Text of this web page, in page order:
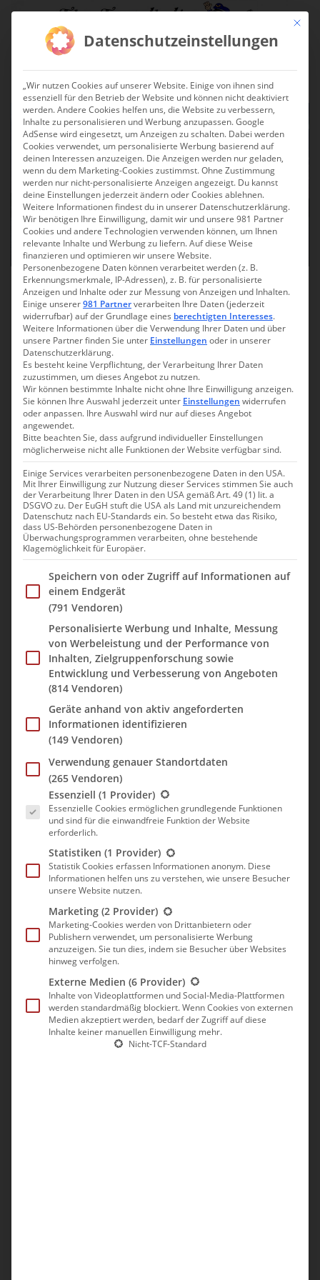
Skip to main content
Köln für Verliebte – Eine
Liebestour durch die
Domstadt
14. Juli 2017 Nicole
Twittern
Vor einiger Zeit hatte uns Hans-Georg von „
zu einer besonderen Liebestour durch Köln eingeladen. Liebe
und Köln? Da gibt es einige Orte – wie wir erfahren durften –
an denen die Liebe in der Luft liegt. Köln bei so einer
speziellen Stadtführung erleben zu dürfen, war für ein ganz
besonderes Erlebnis.
Aber von vorne. Am Freitagnachmittag nach der Arbeit
machten wir uns auf den Weg in die Domstadt. Unsere Tour
Stau auf der A3 nach Köln zu kommen. Das klappte auch aber
nur weil unser Navi uns gar nicht erst auf die A3 schickte 😀.
Damit wir nach der Stadtführung heute Abend nicht noch nach
Hause fahren mussten, hatten wir uns für eine Nacht ein Hotel
genommen. Ist ja doch angenehmer bei knapp 1,5 Stunden
Fahrt. Das NH-Hotel Köln Altstadt lag nicht nur zentral (bis
zum Heumarkt waren es knapp 10 Minuten zu Fuß), sondern
auch direkt am Rhein.
Nachdem wir eingecheckt hatten, liefen wir daher zu den
Kranhäusern, die Marcel gerne mal aus der Nähe betrachten
wollte. Leider fing es an zu regnen und wir liefen im Eiltempo
nochmal schnell ins Hotel zurück, um einen Regenschirm zu
holen.
Ein paar Fotos später wurde der Regen jedoch so stark, dass wir
auf unser Zimmer gingen und die verbleibende halbe Stunde bis
zur Stadtführung hier verbrachten. Hoffentlich hörte es auf zu
regnen. Die Wetterapp war positiv gestimmt.
Mit
Datenschutzeinstellungen
„Wir nutzen Cookies auf unserer Website. Einige von ihnen sind
essenziell für den Betrieb der Website und können nicht deaktiviert
werden. Andere Cookies helfen uns, die Website zu verbessern,
Inhalte zu personalisieren und Werbung anzupassen. Google
AdSense wird eingesetzt, um Anzeigen zu schalten. Dabei werden
Cookies verwendet, um personalisierte Werbung basierend auf
deinen Interessen anzuzeigen. Die Anzeigen werden nur geladen,
wenn du dem Marketing-Cookies zustimmst. Ohne Zustimmung
werden nur nicht-personalisierte Anzeigen angezeigt. Du kannst
deine Einstellungen jederzeit ändern oder Cookies ablehnen.
Weitere Informationen findest du in unserer Datenschutzerklärung.
Wir benötigen Ihre Einwilligung, damit wir und unsere 981 Partner
Cookies und andere Technologien verwenden können, um Ihnen
relevante Inhalte und Werbung zu liefern. Auf diese Weise
finanzieren und optimieren wir unsere Website.
Personenbezogene Daten können verarbeitet werden (z. B.
Erkennungsmerkmale, IP-Adressen), z. B. für personalisierte
Anzeigen und Inhalte oder zur Messung von Anzeigen und Inhalten.
Einige unserer981 Partnerverarbeiten Ihre Daten (jederzeit
widerrufbar) auf der Grundlage eines berechtigten Interesses.
Weitere Informationen über die Verwendung Ihrer Daten und über
unsere Partner finden Sie unter Einstellungen oder in unserer
Datenschutzerklärung.
Es besteht keine Verpflichtung, der Verarbeitung Ihrer Daten
zuzustimmen, um dieses Angebot zu nutzen.
Wir können bestimmte Inhalte nicht ohne Ihre Einwilligung anzeigen.
Sie können Ihre Auswahl jederzeit unter Einstellungen widerrufen
oder anpassen. Ihre Auswahl wird nur auf dieses Angebot
angewendet.
Bitte beachten Sie, dass aufgrund individueller Einstellungen
möglicherweise nicht alle Funktionen der Website verfügbar sind.
Einige Services verarbeiten personenbezogene Daten in den USA.
Mit Ihrer Einwilligung zur Nutzung dieser Services stimmen Sie auch
der Verarbeitung Ihrer Daten in den USA gemäß Art. 49 (1) lit. a
DSGVO zu. Der EuGH stuft die USA als Land mit unzureichendem
Datenschutz nach EU-Standards ein. So besteht etwa das Risiko,
dass US-Behörden personenbezogene Daten in
Überwachungsprogrammen verarbeiten, ohne bestehende
Klagemöglichkeit für Europäer.
Im Folgenden finden Sie eine Liste der Zwecke des IAB
Speichern von oder Zugriff auf Informationen auf
einem Endgerät
(791 Vendoren)
Personalisierte Werbung und Inhalte, Messung
von Werbeleistung und der Performance von
Inhalten, Zielgruppenforschung sowie
Entwicklung und Verbesserung von Angeboten
(814 Vendoren)
Geräte anhand von aktiv angeforderten
Informationen identifizieren
(149 Vendoren)
Verwendung genauer Standortdaten
(265 Vendoren)
Es folgt eine Liste der Service-Gruppen, für die eine
Essenziell (1 Provider)
Essenzielle Cookies ermöglichen grundlegende Funktionen
und sind für die einwandfreie Funktion der Website
erforderlich.
Statistiken (1 Provider)
Statistik Cookies erfassen Informationen anonym. Diese
Informationen helfen uns zu verstehen, wie unsere Besucher
unsere Website nutzen.
Marketing (2 Provider)
Marketing-Cookies werden von Drittanbietern oder
Publishern verwendet, um personalisierte Werbung
anzuzeigen. Sie tun dies, indem sie Besucher über Websites
hinweg verfolgen.
Externe Medien (6 Provider)
Inhalte von Videoplattformen und Social-Media-Plattformen
werden standardmäßig blockiert. Wenn Cookies von externen
Medien akzeptiert werden, bedarf der Zugriff auf diese
Inhalte keiner manuellen Einwilligung mehr.
Nicht-TCF-Standard